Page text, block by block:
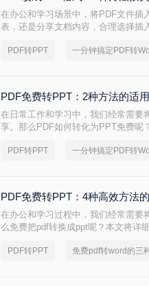
在办公和学习场景中，将PDF文件插
表，还是分享文档内容，合理选择插
PDF转PPT
PDF免费转PPT：2种方法的适
在日常工作和学习中，我们经常需要
享。那么PDF如何转化为PPT免费呢
PDF转PPT
PDF免费转PPT：4种高效方法
在办公和学习过程中，我们经常需要
么免费把pdf转换成ppt呢？本文将详
PDF转PPT 免费pdf转word的三